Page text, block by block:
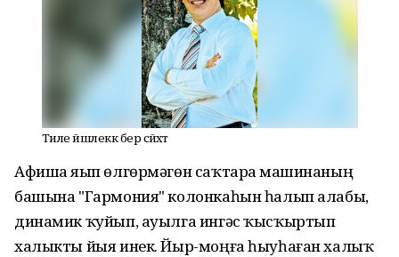
Тиле йәшлеккә бер сәйәхәт
Афиша яҙып өлгөрмәгөн саҡтарҙа машинаның
башына "Гармония" колонкаһын һалып алабыҙ,
динамик ҡуйып, ауылга ингәс ҡысҡыртып
халыкты йыя инек. Йыр-моңға һыуһаған халыҡ